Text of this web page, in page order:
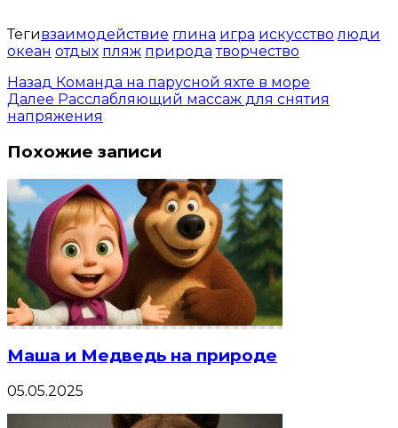
Тегивзаимодействие глина игра искусство люди
океан отдых пляж природа творчество
Назад Команда на парусной яхте в море
Далее Расслабляющий массаж для снятия
напряжения
Похожие записи
Маша и Медведь на природе
05.05.2025